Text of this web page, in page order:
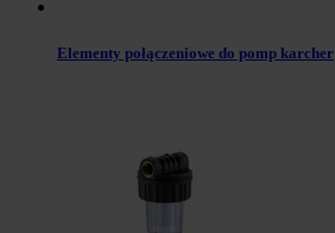
Elementy połączeniowe do pomp karcher